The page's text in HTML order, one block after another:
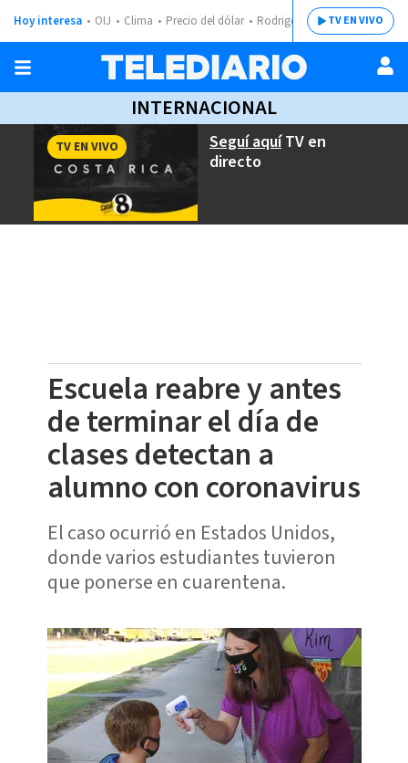
Hoy interesa OIJ Clima Precio del dólar Rodrigo ChavesTV EN VIVO
INTERNACIONAL
Seguí aquíTV en
directo
TV EN VIVO
Escuela reabre y antes
de terminar el día de
clases detectan a
alumno con coronavirus
El caso ocurrió en Estados Unidos,
donde varios estudiantes tuvieron
que ponerse en cuarentena.